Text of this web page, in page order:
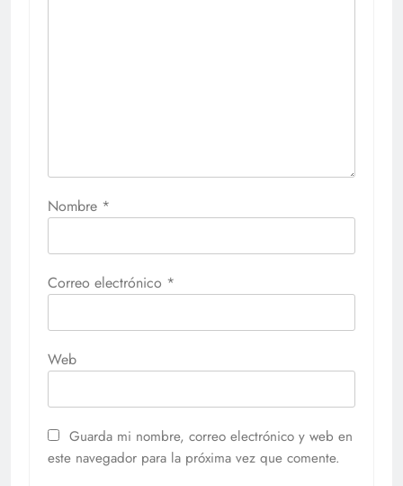
Nombre *
Correo electrónico *
Web
Guarda mi nombre, correo electrónico y web en
este navegador para la próxima vez que comente.